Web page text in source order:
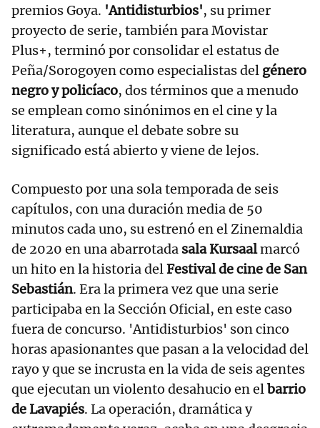
premios Goya. 'Antidisturbios', su primer
proyecto de serie, también para Movistar
Plus+, terminó por consolidar el estatus de
Peña/Sorogoyen como especialistas del género
negro y policíaco, dos términos que a menudo
se emplean como sinónimos en el cine y la
literatura, aunque el debate sobre su
significado está abierto y viene de lejos.
Compuesto por una sola temporada de seis
capítulos, con una duración media de 50
minutos cada uno, su estrenó en el Zinemaldia
de 2020 en una abarrotada sala Kursaalmarcó
un hito en la historia delFestival de cine de San
Sebastián. Era la primera vez que una serie
participaba en la Sección Oficial, en este caso
fuera de concurso. 'Antidisturbios' son cinco
horas apasionantes que pasan a la velocidad del
rayo y que se incrusta en la vida de seis agentes
que ejecutan un violento desahucio en elbarrio
de Lavapiés. La operación, dramática y